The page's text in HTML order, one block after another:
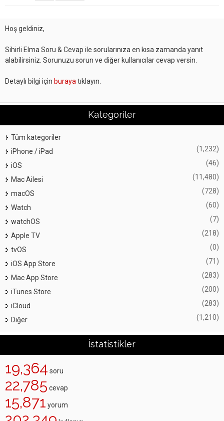
Hoş geldiniz,
Sihirli Elma Soru & Cevap ile sorularınıza en kısa zamanda yanıt
alabilirsiniz. Sorunuzu sorun ve diğer kullanıcılar cevap versin.
Detaylı bilgi için buraya tıklayın.
Kategoriler
Tüm kategoriler
iPhone / iPad
(1,232)
iOS (46)
Mac Ailesi (11,480)
macOS (728)
Watch (60)
watchOS (7)
Apple TV (218)
tvOS (0)
iOS App Store (71)
Mac App Store (283)
iTunes Store (200)
iCloud (283)
Diğer (1,210)
İstatistikler
19,364 soru
22,785 cevap
15,871 yorum